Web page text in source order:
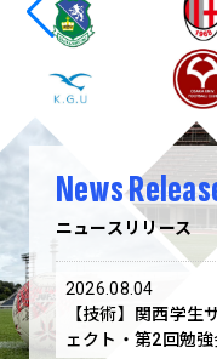
News
ニュースリリース
2026.08.04
【技術】関西学生
ェクト・第2回勉